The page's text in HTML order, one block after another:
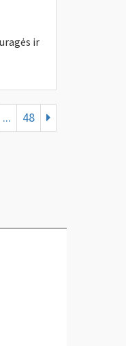
ir
... 48